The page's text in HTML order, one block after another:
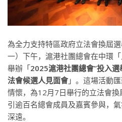
為全力支持特區政府立法會換屆
一）下午，滬港社團總會在中環
舉辦「2025滬港社團總會”投入
法會候選人見面會」。這場活動
情懷，為12月7日舉行的立法會
引逾百名總會成員及嘉賓參與，
深遠。